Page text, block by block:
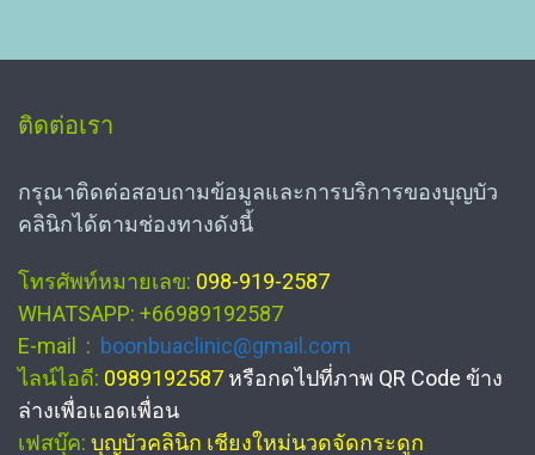
ติดต่อเรา
กรุณาติดต่อสอบถามข้อมูลและการบริการของบุญบัว
คลินิกได้ตามช่องทางดังนี้
โทรศัพท์หมายเลข: 098-919-2587
WHATSAPP: +66989192587
E-mail : boonbuaclinic@gmail.com
ไลน์ไอดี: 0989192587 หรือกดไปที่ภาพ QR Code ข้าง
ล่างเพื่อแอดเพื่อน
เฟสบุ๊ค: บุญบัวคลินิก เชียงใหม่นวดจัดกระดูก